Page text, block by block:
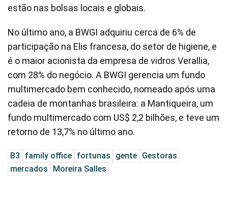
estão nas bolsas locais e globais.
No último ano, a BWGI adquiriu cerca de 6% de
participação na Elis francesa, do setor de higiene, e
é o maior acionista da empresa de vidros Verallia,
com 28% do negócio. A BWGI gerencia um fundo
multimercado bem conhecido, nomeado após uma
cadeia de montanhas brasileira: a Mantiqueira, um
fundo multimercado com US$ 2,2 bilhões, e teve um
retorno de 13,7% no último ano.
B3 family office fortunas gente Gestoras
mercados
Moreira Salles